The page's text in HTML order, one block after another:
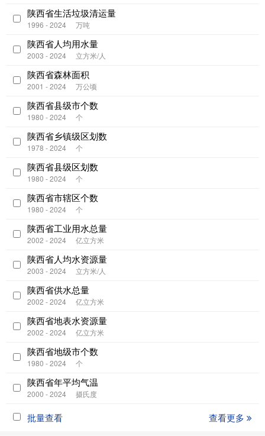
陕西省生活垃圾清运量
1996 - 2024 万吨
陕西省人均用水量
2003 - 2024 立方米/人
陕西省森林面积
2001 - 2024 万公顷
陕西省县级市个数
1980 - 2024 个
陕西省乡镇级区划数
1978 - 2024 个
陕西省县级区划数
1980 - 2024 个
陕西省市辖区个数
1980 - 2024 个
陕西省工业用水总量
2002 - 2024 亿立方米
陕西省人均水资源量
2003 - 2024 立方米/人
陕西省供水总量
2002 - 2024 亿立方米
陕西省地表水资源量
2002 - 2024 亿立方米
陕西省地级市个数
1980 - 2024 个
陕西省年平均气温
2000 - 2024 摄氏度
批量查看 查看更多